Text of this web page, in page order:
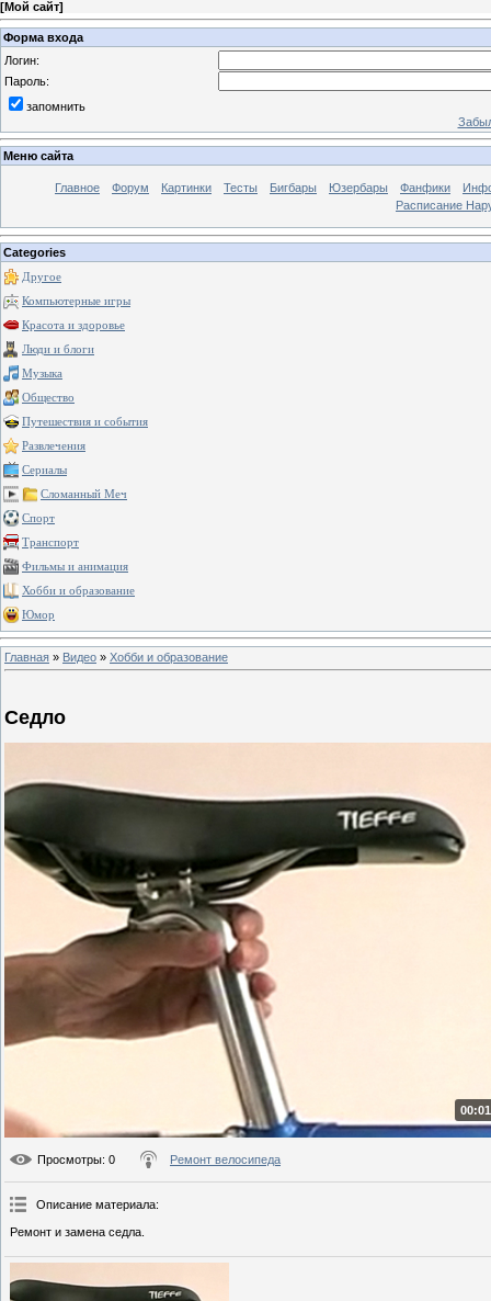
[Мой сайт]
Форма входа
Логин:
Пароль:
запомнить
Меню сайта
Главное Форум Картинки Тесты Бигбары Юзербары Фанфики
Расписание
Categories
Другое
Компьютерные игры
Красота и здоровье
Люди и блоги
Музыка
Общество
Путешествия и события
Развлечения
Сериалы
Сломанный Меч
Спорт
Транспорт
Фильмы и анимация
Хобби и образование
Юмор
Главная » Видео » Хобби и образование
Седло
Просмотры: 0 Ремонт велосипеда
Описание материала:
Ремонт и замена седла.